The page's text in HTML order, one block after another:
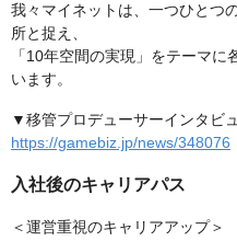
我々マイネットは、一つひとつ
所と捉え、
「10年空間の実現」をテーマ
います。
▼移管プロデューサーインタビ
https://gamebiz.jp/news/348076
入社後のキャリアパス
＜運営重視のキャリアアップ＞